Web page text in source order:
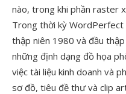
nào, trong khi phần raster
Trong thời kỳ
thập niên 1980 và đầu
những định dạng đồ họa
việc tài liệu kinh doanh và
sơ đồ, tiêu đề thư và clip